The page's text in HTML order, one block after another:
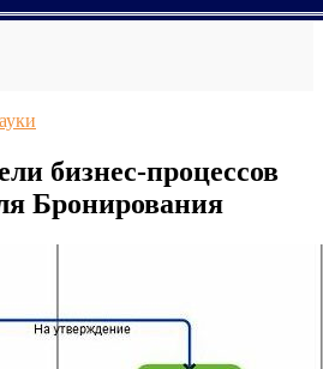
бизнес-процессов
Бронирования